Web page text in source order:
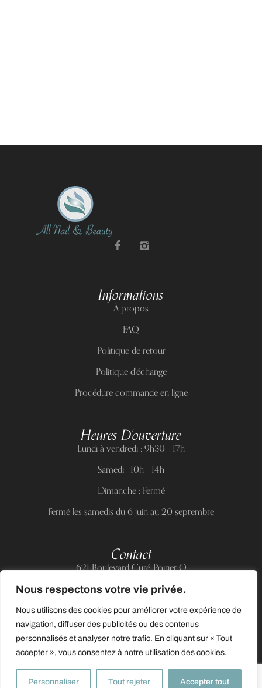
Nous respectons votre vie privée.
Nous utilisons des cookies pour améliorer votre expérience de
navigation, diffuser des publicités ou des contenus
personnalisés et analyser notre trafic. En cliquant sur « Tout
accepter », vous consentez à notre utilisation des cookies.
Personnaliser Tout rejeter Accepter tout
Informations
À propos
FAQ
Politique de retour
Politique d'échange
Procédure commande en ligne
Heures D'ouverture
Lundi à vendredi : 9h30 - 17h
Samedi : 10h - 14h
Dimanche : Fermé
Fermé les samedis du 6 juin au 20 septembre
Contact
621 Boulevard Curé-Poirier O
Courriel :support@allnailandbeauty.com